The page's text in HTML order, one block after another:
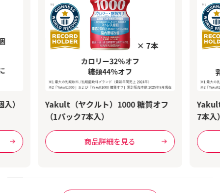
）
Yakult（ヤクルト）1000 糖質オフ
（1パック7本入）
商品詳細を見る
7本入